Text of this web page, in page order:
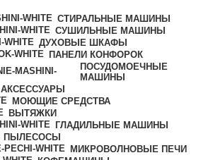
СТИРАЛЬНЫЕ МАШИНЫ
СУШИЛЬНЫЕ МАШИНЫ
ДУХОВЫЕ ШКАФЫ
ПАНЕЛИ КОНФОРОК
ПОСУДОМОЕЧНЫЕ
МАШИНЫ
АКСЕССУАРЫ
МОЮЩИЕ СРЕДСТВА
ВЫТЯЖКИ
ГЛАДИЛЬНЫЕ МАШИНЫ
ПЫЛЕСОСЫ
МИКРОВОЛНОВЫЕ ПЕЧИ